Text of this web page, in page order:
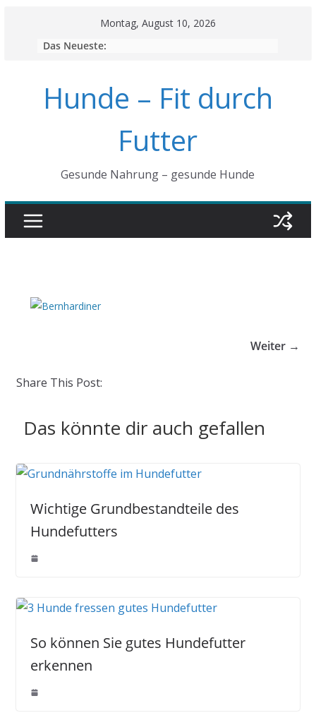
Montag, August 10, 2026
Das Neueste:
Hunde – Fit durch
Futter
Gesunde Nahrung – gesunde Hunde
Weiter →
Share This Post:
Das könnte dir auch gefallen
Wichtige Grundbestandteile des
Hundefutters
So können Sie gutes Hundefutter
erkennen